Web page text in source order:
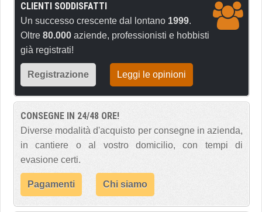
CLIENTI SODDISFATTI
Un successo crescente dal lontano 1999.
Oltre 80.000 aziende, professionisti e hobbisti
già registrati!
Registrazione Leggi le opinioni
CONSEGNE IN 24/48 ORE!
Diverse modalità d'acquisto per consegne in azienda,
in cantiere o al vostro domicilio, con tempi di
evasione certi.
Pagamenti Chi siamo